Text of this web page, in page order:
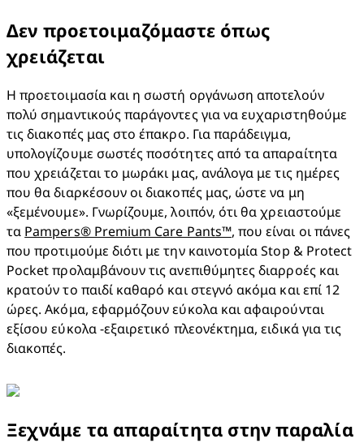
Δεν προετοιμαζόμαστε όπως
χρειάζεται
Η προετοιμασία και η σωστή οργάνωση αποτελούν
πολύ σημαντικούς παράγοντες για να ευχαριστηθούμε
τις διακοπές μας στο έπακρο. Για παράδειγμα,
υπολογίζουμε σωστές ποσότητες από τα απαραίτητα
που χρειάζεται το μωράκι μας, ανάλογα με τις ημέρες
που θα διαρκέσουν οι διακοπές μας, ώστε να μη
«ξεμένουμε». Γνωρίζουμε, λοιπόν, ότι θα χρειαστούμε
τα Pampers® Premium Care Pants™, που είναι οι πάνες
που προτιμούμε διότι με την καινοτομία Stop & Protect
Pocket προλαμβάνουν τις ανεπιθύμητες διαρροές και
κρατούν το παιδί καθαρό και στεγνό ακόμα και επί 12
ώρες. Ακόμα, εφαρμόζουν εύκολα και αφαιρούνται
εξίσου εύκολα -εξαιρετικό πλεονέκτημα, ειδικά για τις
διακοπές.
Ξεχνάμε τα απαραίτητα στην παραλία